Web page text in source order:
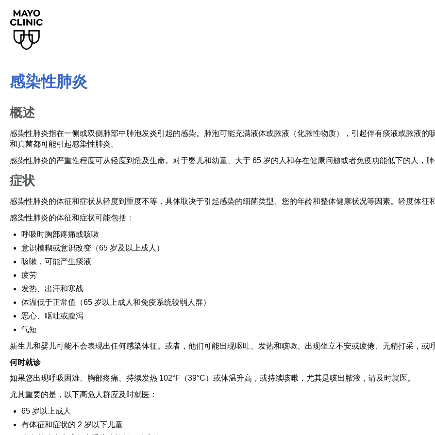
感染性肺炎
概述
感染性肺炎指在一侧或双侧肺部中肺泡发炎引起的感染。肺泡可能充满液体或脓液（化脓性物质），引起伴有痰液或脓液
和真菌都可能引起感染性肺炎。
感染性肺炎的严重性程度可从轻度到危及生命。对于婴儿和幼童、大于 65 岁的人和存在健康问题或者免疫功能低下的人，肺
症状
感染性肺炎的体征和症状从轻度到重度不等，具体取决于引起感染的细菌类型、您的年龄和整体健康状况等因素。轻度体征
感染性肺炎的体征和症状可能包括：
呼吸时胸部疼痛或咳嗽
意识模糊或意识改变（65 岁及以上成人）
咳嗽，可能产生痰液
疲劳
发热、出汗和寒战
体温低于正常值（65 岁以上成人和免疫系统较弱人群）
恶心、呕吐或腹泻
气短
新生儿和婴儿可能不会表现出任何感染体征。或者，他们可能出现呕吐、发热和咳嗽、出现坐立不安或疲倦、无精打采，或
何时就诊
如果您出现呼吸困难、胸部疼痛、持续发热 102°F（39°C）或体温升高，或持续咳嗽，尤其是咳出脓液，请及时就医。
尤其重要的是，以下高危人群应及时就医：
65 岁以上成人
有体征和症状的 2 岁以下儿童